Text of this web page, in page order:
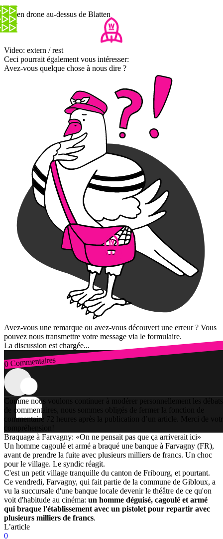
Vol en drone au-dessus de Blatten
Video: extern / rest
Ceci pourrait également vous intéresser:
Avez-vous quelque chose à nous dire ?
Avez-vous une remarque ou avez-vous découvert une erreur ? Vous
pouvez nous transmettre votre message via le formulaire.
La discussion est chargée...
0 Commentaires
Connexion
Comme nous voulons continuer à modérer personnellement les débats
de commentaires, nous sommes obligés de fermer la fonction de
commentaire 72 heures après la publication d’un article. Merci de
compréhension!
Braquage à Farvagny: «On ne pensait pas que ça arriverait ici»
Un homme cagoulé et armé a braqué une banque à Farvagny (FR),
avant de prendre la fuite avec plusieurs milliers de francs. Un choc
pour le village. Le syndic réagit.
C'est un petit village tranquille du canton de Fribourg, et pourtant.
Ce vendredi, Farvagny, qui fait partie de la commune de Gibloux, a
vu la succursale d'une banque locale devenir le théâtre de ce qu'on
voit d'habitude au cinéma: un homme déguisé, cagoulé et armé
qui braque l'établissement avec un pistolet pour repartir avec
plusieurs milliers de francs.
L’article
0